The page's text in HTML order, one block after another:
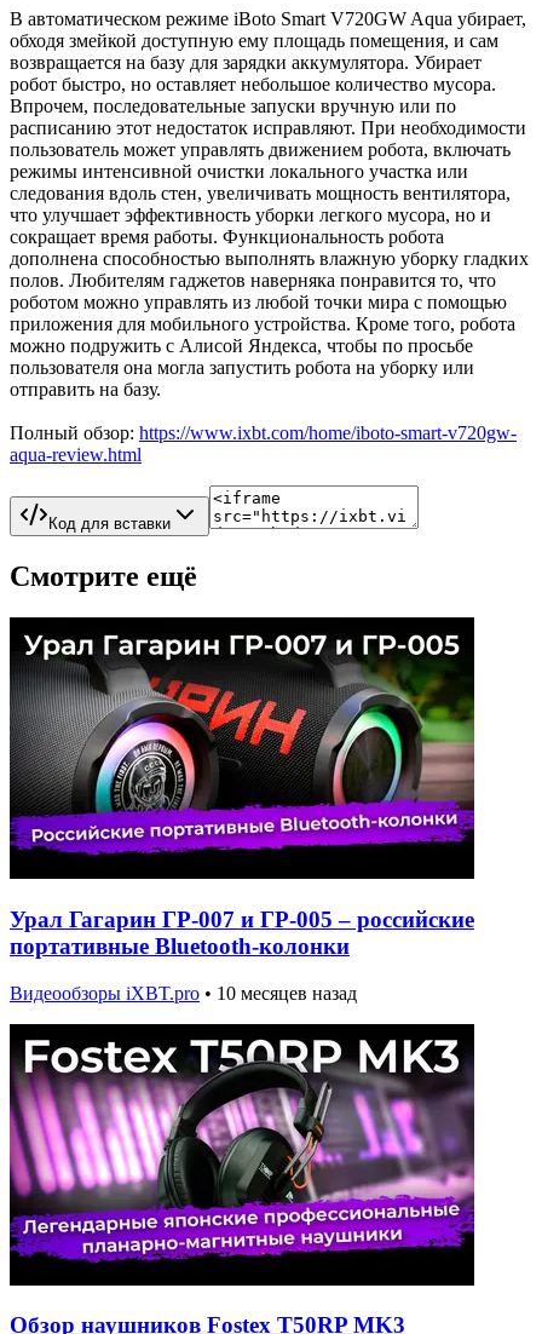
В автоматическом режиме iBoto Smart V720GW Aqua убирает,
обходя змейкой доступную ему площадь помещения, и сам
возвращается на базу для зарядки аккумулятора. Убирает
робот быстро, но оставляет небольшое количество мусора.
Впрочем, последовательные запуски вручную или по
расписанию этот недостаток исправляют. При необходимости
пользователь может управлять движением робота, включать
режимы интенсивной очистки локального участка или
следования вдоль стен, увеличивать мощность вентилятора,
что улучшает эффективность уборки легкого мусора, но и
сокращает время работы. Функциональность робота
дополнена способностью выполнять влажную уборку гладких
полов. Любителям гаджетов наверняка понравится то, что
роботом можно управлять из любой точки мира с помощью
приложения для мобильного устройства. Кроме того, робота
можно подружить с Алисой Яндекса, чтобы по просьбе
пользователя она могла запустить робота на уборку или
отправить на базу.
Полный обзор: https://www.ixbt.com/home/iboto-smart-v720gw-
aqua-review.html
Код для вставки
Смотрите ещё
Урал Гагарин ГР-007 и ГР-005 – российские
портативные Bluetooth-колонки
Видеообзоры iXBT.pro • 10 месяцев назад
Обзор наушников Fostex T50RP MK3